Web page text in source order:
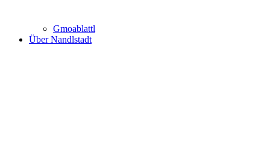
Gmoablattl
Über Nandlstadt